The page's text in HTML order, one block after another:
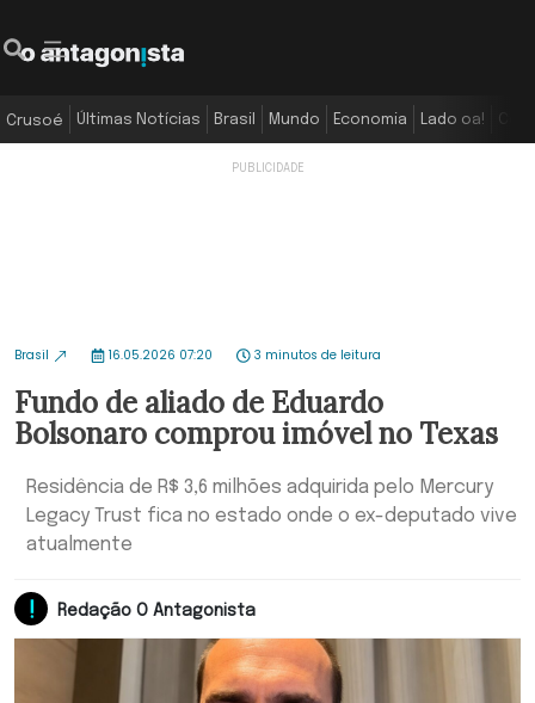
Crusoé Últimas Notícias Brasil Mundo Economia Lado oa!
Brasil 16.05.2026 07:20 3 minutos de leitura
Fundo de aliado de Eduardo
Bolsonaro comprou imóvel no Texas
Residência de R$ 3,6 milhões adquirida pelo Mercury
Legacy Trust fica no estado onde o ex-deputado vive
atualmente
Redação O Antagonista